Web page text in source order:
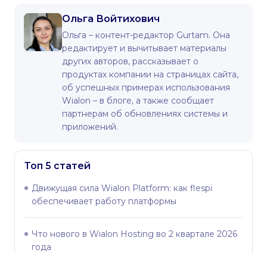
Ольга Войтихович
Ольга – контент-редактор Gurtam. Она
редактирует и вычитывает материалы
других авторов, рассказывает о
продуктах компании на страницах сайта,
об успешных примерах использования
Wialon – в блоге, а также сообщает
партнерам об обновлениях системы и
приложений.
Топ 5 статей
Движущая сила Wialon Platform: как flespi
обеспечивает работу платформы
Что нового в Wialon Hosting во 2 квартале 2026
года